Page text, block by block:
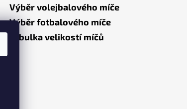
Výběr volejbalového míče
Výběr fotbalového míče
Tabulka velikostí míčů